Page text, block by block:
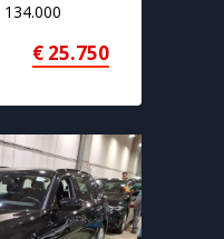
134.000
€ 25.750